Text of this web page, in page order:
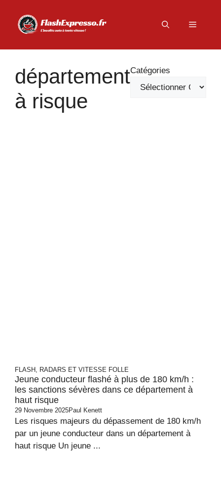
contenu
Menu
département
à risque
Catégories
FLASH, RADARS ET VITESSE FOLLE
Jeune conducteur flashé à plus de 180 km/h :
les sanctions sévères dans ce département à
haut risque
29 Novembre 2025Paul Kenett
Les risques majeurs du dépassement de 180 km/h
par un jeune conducteur dans un département à
haut risque Un jeune ...